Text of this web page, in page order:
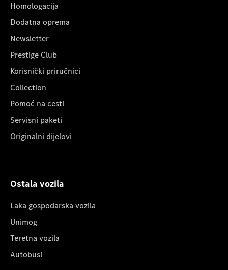
Homologacija
Dodatna oprema
Newsletter
Prestige Club
Korisnički priručnici
Collection
Pomoć na cesti
Servisni paketi
Originalni dijelovi
Ostala vozila
Laka gospodarska vozila
Unimog
Teretna vozila
Autobusi